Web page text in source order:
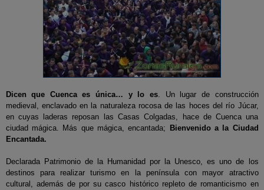
Dicen que Cuenca es única… y lo es. Un lugar de construcción
medieval, enclavado en la naturaleza rocosa de las hoces del río Júcar,
en cuyas laderas reposan las Casas Colgadas, hace de Cuenca una
ciudad mágica. Más que mágica, encantada;
Bienvenido a la Ciudad
Encantada.
Declarada Patrimonio de la Humanidad por la Unesco, es uno de los
destinos para realizar turismo en la península con mayor atractivo
cultural, además de por su casco histórico repleto de romanticismo en